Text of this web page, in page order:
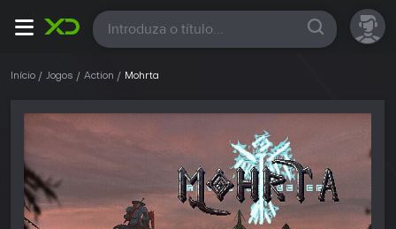
Todas
Início Jogos Action Mohrta